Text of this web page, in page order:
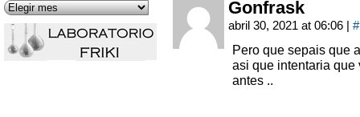
Gonfrask
abril 30, 2021 at 06:06 | #
Pero que sepais que
asi que intentaria
antes ..